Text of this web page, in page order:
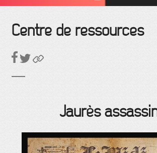
Centre de ressources
Jaurès